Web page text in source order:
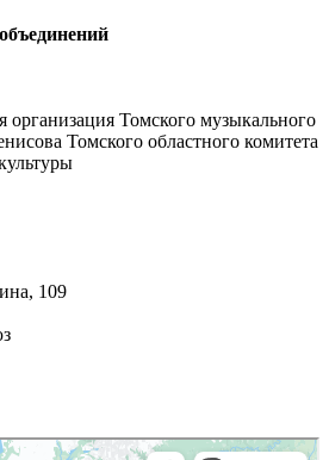
Томского музыкального
Томского областного комитета
109